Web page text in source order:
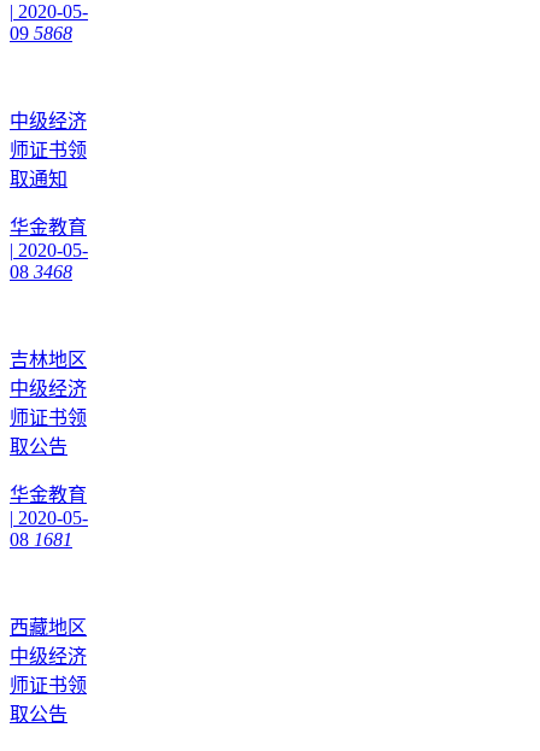
| 2020-05-
09 5868
中级经济
师证书领
取通知
华金教育
| 2020-05-
08 3468
吉林地区
中级经济
师证书领
取公告
华金教育
| 2020-05-
08 1681
西藏地区
中级经济
师证书领
取公告